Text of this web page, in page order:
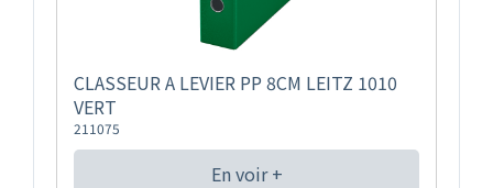
CLASSEUR A LEVIER PP 8CM LEITZ 1010
VERT
211075
En voir +